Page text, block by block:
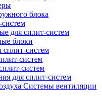
блока
для сплит-систем
блоки
сплит-систем
систем
систем
для сплит-систем
Системы вентиляции